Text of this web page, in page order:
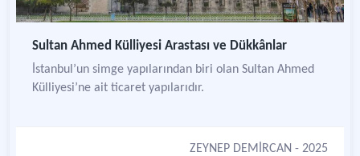
Sultan Ahmed Külliyesi Arastası ve Dükkânlar
İstanbul’un simge yapılarından biri olan Sultan Ahmed
Külliyesi’ne ait ticaret yapılarıdır.
ZEYNEP DEMİRCAN - 2025